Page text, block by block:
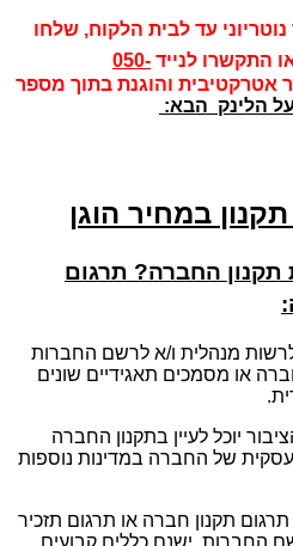
עד לבית הלקוח, שלחו
התקשרו לנייד 050-
אטרקטיבית והוגנת בתוך מספר
הלינק הבא:
במחיר הוגן
החברה? תרגום
מנהלית ו/א לרשם החברות
או מסמכים תאגידיים שונים
יוכל לעיין בתקנון החברה
של החברה במדינות נוספות
תקנון חברה או תרגום תזכיר
החברות, ישנם כללים קבועים